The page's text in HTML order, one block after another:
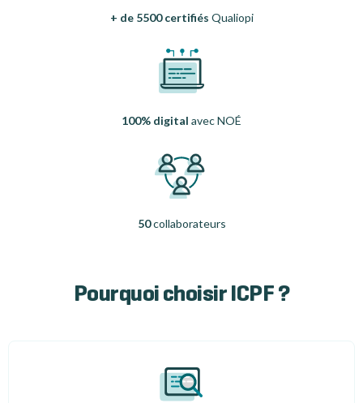
+ de 5500 certifiés Qualiopi
100% digital avec NOÉ
50collaborateurs
Pourquoi choisir ICPF ?